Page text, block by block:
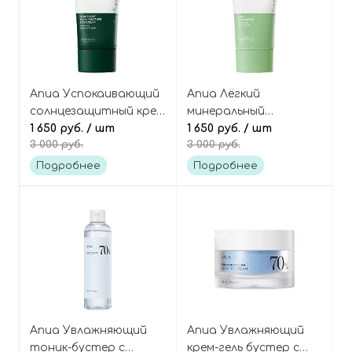
Anua Успокаивающий
солнцезащитный крем
с хауттюйнией,
Heartleaf Silky Moisture
Sun Cream SPF50+
1 650 руб. / шт
3 000 руб.
Подробнее
Anua Лёгкий
минеральный
солнцезащитный крем
с травами, Airy Sun
Сream SPF50+ PA++++
1 650 руб. / шт
3 000 руб.
Подробнее
Anua Увлажняющий
тоник-бустер с
Anua Увлажняющий
крем-гель бустер с